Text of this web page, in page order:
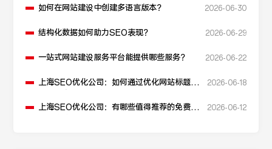
如何在网站建设中创建多语言版本？ 2026-06-30
结构化数据如何助力SEO表现？ 2026-06-29
一站式网站建设服务平台能提供哪些服务？ 2026-06-22
上海SEO优化公司：如何通过优化网站标题提
2026-06-18
上海SEO优化公司：有哪些值得推荐的免费
2026-06-12